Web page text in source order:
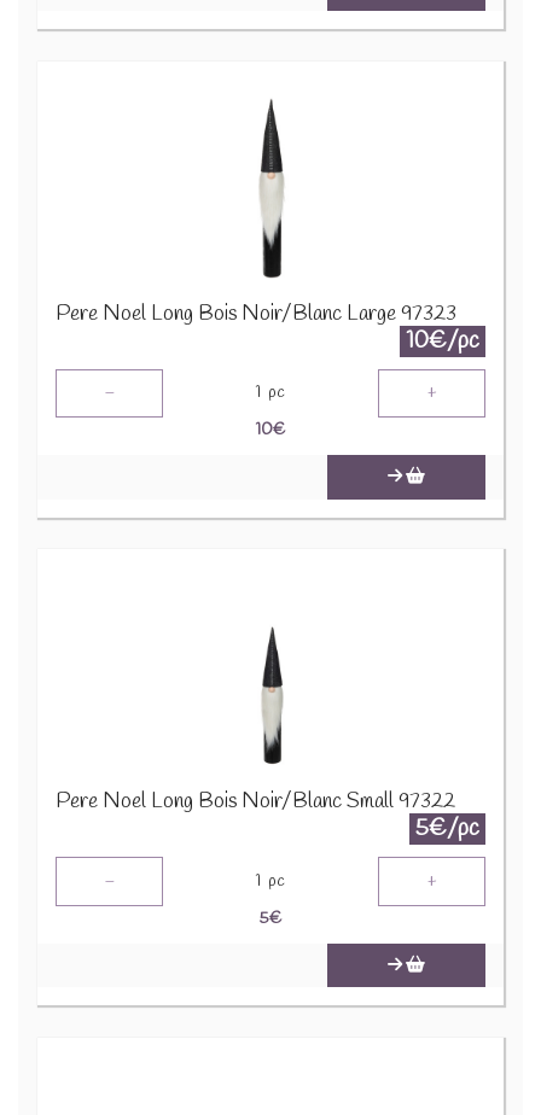
Pere Noel Long Bois Noir/Blanc Large 97323
10€/pc
- 1 pc +
10€
Pere Noel Long Bois Noir/Blanc Small 97322
5€/pc
- 1 pc +
5€